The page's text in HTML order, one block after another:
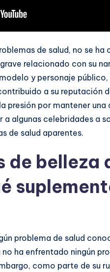
de salud, no se
relacionado con su
y personaje
a su reputación
presión por mantener
a algunas celebridades a
de salud aparentes.
de belleza
problema de salud
ha enfrentado ningún
como parte de su